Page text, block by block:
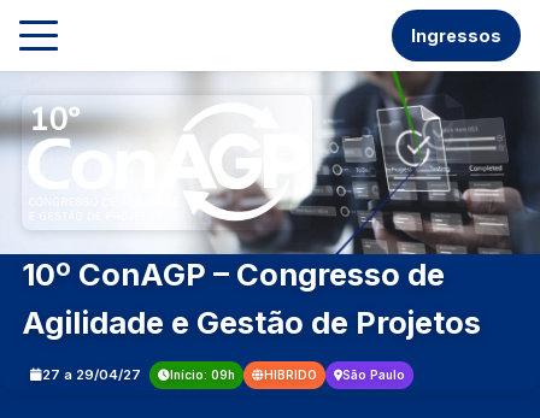
content
Ingressos
10º ConAGP – Congresso de
Agilidade e Gestão de Projetos
27 a 29/04/27 Início: 09h HIBRIDO São Paulo